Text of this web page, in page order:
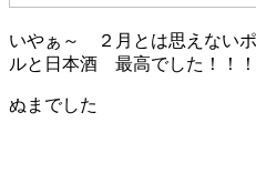
いやぁ～ ２月とは思えない
ルと日本酒 最高でした！！！
ぬまでした